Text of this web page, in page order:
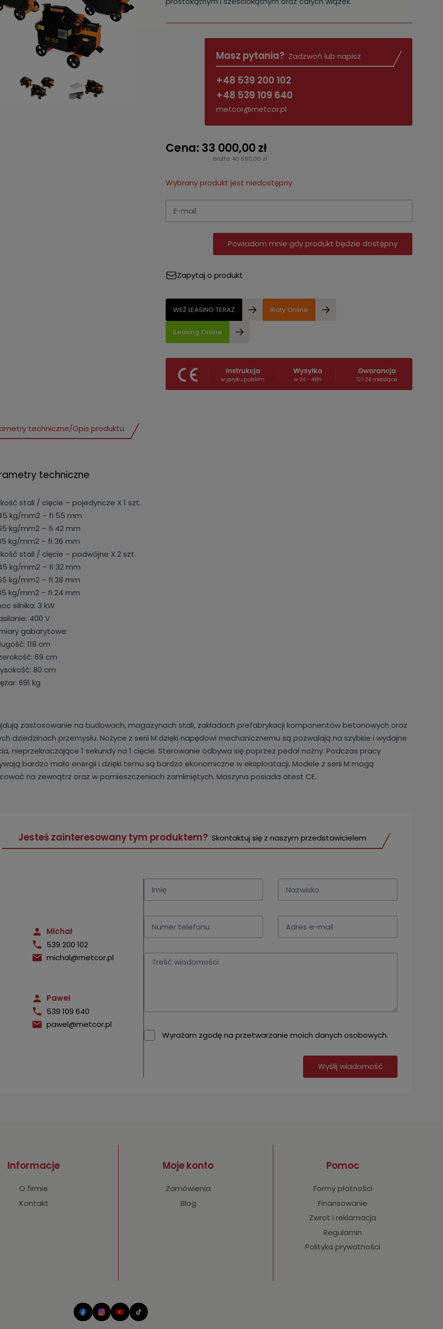
Masz pytania? Zadzwoń lub napisz
+48 539 200 102
+48 539 109 640
metcor@metcor.pl
Cena: 33 000,00 zł
brutto: 40 590,00 zł
Wybrany produkt jest niedostępny
Powiadom mnie gdy produkt będzie dostępny
Zapytaj o produkt
WEŹ LEASING TERAZ iRaty Online
iLeasing Online
techniczne/Opis produktu
techniczne
stali / cięcie – pojedyncze X 1 szt.
kg/mm2 – fi 55 mm
kg/mm2 – fi 42 mm
kg/mm2 – fi 36 mm
stali / cięcie – podwójne X 2 szt.
kg/mm2 – fi 32 mm
kg/mm2 – fi 28 mm
kg/mm2 – fi 24 mm
silnika: 3 kW
400 V
gabarytowe:
118 cm
69 cm
80 cm
691 kg
zastosowanie na budowach, magazynach stali, zakładach prefabrykacji komponentów betonowych oraz
dziedzinach przemysłu. Nożyce z serii M dzięki napędowi mechanicznemu są pozwalają na szybkie i wydajne
nieprzekraczające 1 sekundy na 1 cięcie. Sterowanie odbywa się poprzez pedał nożny. Podczas pracy
bardzo mało energii i dzięki temu są bardzo ekonomiczne w eksploatacji. Modele z serii M mogą
na zewnątrz oraz w pomieszczeniach zamkniętych. Maszyna posiada atest CE.
Jesteś zainteresowany tym produktem? Skontaktuj się z naszym przedstawicielem
Michał
539 200 102
michal@metcor.pl
Paweł
539 109 640
pawel@metcor.pl
Wyrażam zgodę na przetwarzanie moich danych osobowych.
Wyślij wiadomość
Informacje
O firmie
Kontakt
Moje konto
Zamówienia
Blog
Pomoc
Formy płatności
Finansowanie
Zwrot i reklamacja
Regulamin
Polityka prywatności